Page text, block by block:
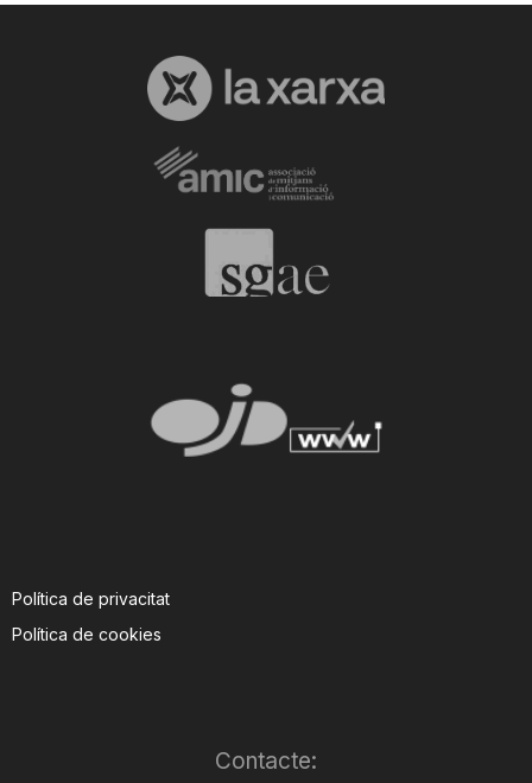
Política de privacitat
Política de cookies
Contacte: